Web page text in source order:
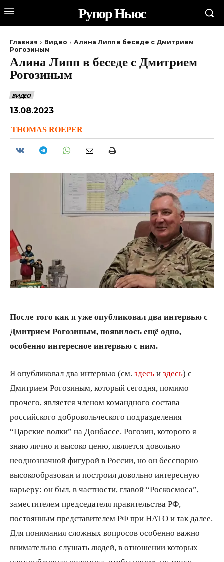
Рупор Ньюс
Главная Видео
Алина Липп в беседе с Дмитрием
Рогозиным
Алина Липп в беседе с Дмитрием
Рогозиным
ВИДЕО
13.08.2023
THOMAS ROEPER
После того как я уже опубликовал два интервью с
Дмитрием Рогозиным, появилось ещё одно,
особенно интересное интервью с ним.
Я опубликовал два интервью (см. здесь и здесь) с
Дмитрием Рогозиным, который сегодня, помимо
прочего, является членом командного состава
российского добровольческого подразделения
“Царские волки” на Донбассе. Рогозин, которого я
знаю лично и высоко ценю, является довольно
неоднозначной фигурой в России, но он бесспорно
высокообразован и построил довольно интересную
карьеру: он был, в частности, главой “Роскосмоса”,
заместителем председателя правительства РФ,
постоянным представителем РФ при НАТО и так далее.
Для понимания сложных вопросов особенно важно
внимательно слушать людей, в отношении которых